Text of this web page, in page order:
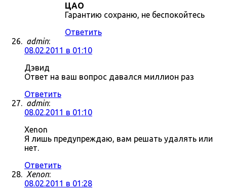
ЦАО
Гарантию сохраню, не беспокойтесь
Ответить
admin:
08.02.2011 в 01:10
Дэвид
Ответ на ваш вопрос давался миллион раз
Ответить
admin:
08.02.2011 в 01:10
Xenon
Я лишь предупреждаю, вам решать удалять или
нет.
Ответить
Xenon:
08.02.2011 в 01:28